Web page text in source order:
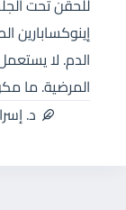
للحقن تحت
إينوكسابارين
الدم. لا
المرضية. ما
د.